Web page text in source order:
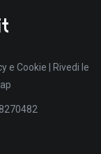
e Cookie
Rivedi le